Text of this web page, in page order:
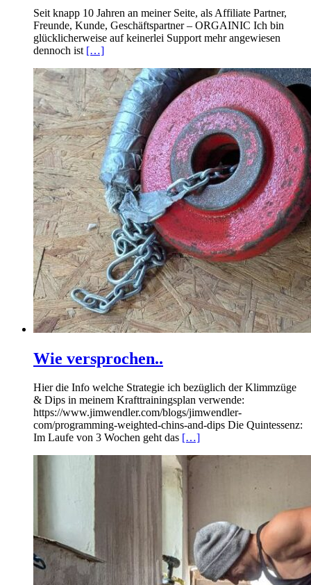
Seit knapp 10 Jahren an meiner Seite, als Affiliate Partner,
Freunde, Kunde, Geschäftspartner – ORGAINIC Ich bin
glücklicherweise auf keinerlei Support mehr angewiesen
dennoch ist […]
Wie versprochen..
Hier die Info welche Strategie ich bezüglich der Klimmzüge
& Dips in meinem Krafttrainingsplan verwende:
https://www.jimwendler.com/blogs/jimwendler-
com/programming-weighted-chins-and-dips Die Quintessenz:
Im Laufe von 3 Wochen geht das […]